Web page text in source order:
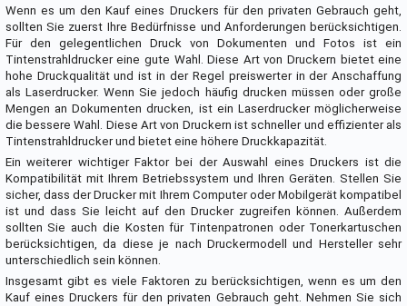
Wenn es um den Kauf eines Druckers für den privaten Gebrauch geht,
sollten Sie zuerst Ihre Bedürfnisse und Anforderungen berücksichtigen.
Für den gelegentlichen Druck von Dokumenten und Fotos ist ein
Tintenstrahldrucker eine gute Wahl. Diese Art von Druckern bietet eine
hohe Druckqualität und ist in der Regel preiswerter in der Anschaffung
als Laserdrucker. Wenn Sie jedoch häufig drucken müssen oder große
Mengen an Dokumenten drucken, ist ein Laserdrucker möglicherweise
die bessere Wahl. Diese Art von Druckern ist schneller und effizienter als
Tintenstrahldrucker und bietet eine höhere Druckkapazität.
Ein weiterer wichtiger Faktor bei der Auswahl eines Druckers ist die
Kompatibilität mit Ihrem Betriebssystem und Ihren Geräten. Stellen Sie
sicher, dass der Drucker mit Ihrem Computer oder Mobilgerät kompatibel
ist und dass Sie leicht auf den Drucker zugreifen können. Außerdem
sollten Sie auch die Kosten für Tintenpatronen oder Tonerkartuschen
berücksichtigen, da diese je nach Druckermodell und Hersteller sehr
unterschiedlich sein können.
Insgesamt gibt es viele Faktoren zu berücksichtigen, wenn es um den
Kauf eines Druckers für den privaten Gebrauch geht. Nehmen Sie sich